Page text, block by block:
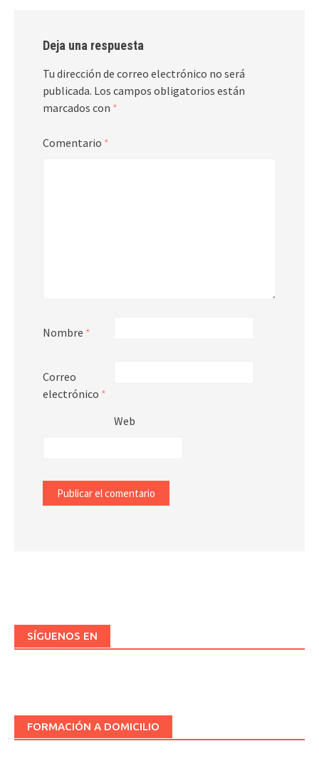
Deja una respuesta
Tu dirección de correo electrónico no será
publicada. Los campos obligatorios están
marcados con *
Comentario *
Nombre *
Correo
electrónico *
Web
SÍGUENOS EN
FORMACIÓN A DOMICILIO